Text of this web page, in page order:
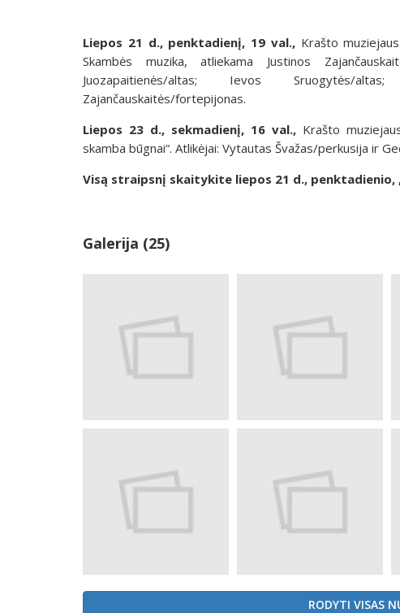
Liepos 21 d., penktadienį, 19 val.,Krašto muziejaus
Skambės muzika, atliekama Justinos
Juozapaitienės/altas; Ievos Sruogytės/
Zajančauskaitės/fortepijonas.
Liepos 23 d., sekmadienį, 16 val., Krašto
skamba būgnai“. Atlikėjai: Vytautas Švažas/perkusija ir
Visą straipsnį skaitykite liepos 21 d., penktadienio,
Galerija (25)
RODYTI VISAS